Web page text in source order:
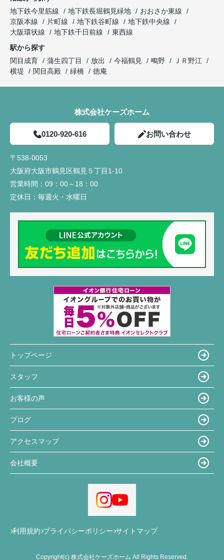
地下鉄今里筋線
地下鉄長堀鶴見緑地
おおさか東線
京阪本線
片町線 地下鉄谷町線
地下鉄中央線
大阪環状線
地下鉄千日前線
東西線
駅から探す
関目成育
蒲生四丁目 放出 今福鶴見 鴫野
ＪＲ野江
横堤
関目高殿 緑橋 徳庵
株式会社ケーズホーム
0120-920-616 お問い合わせ
〒538-0053
大阪府大阪市鶴見区鶴見５丁目1-10
営業時間： 09：00～18：00
定休日： 毎週火・水曜日
トップページ
スタッフ
お客様の声
ブログ
アクセスマップ
会社概要
利用規約 プライバシーポリシー サイトマップ
Copyright(c) 株式会社ケーズホーム All Rights Reserved.